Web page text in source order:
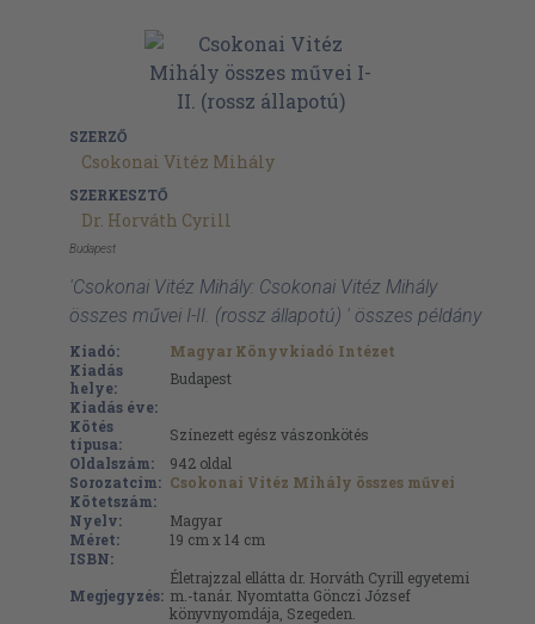
SZERZŐ
Csokonai Vitéz Mihály
SZERKESZTŐ
Dr. Horváth Cyrill
Budapest
'Csokonai Vitéz Mihály: Csokonai Vitéz Mihály
összes művei I-II. (rossz állapotú) ' összes példány
Kiadó:
Magyar Könyvkiadó Intézet
Kiadás
helye:
Budapest
Kiadás éve:
Kötés
típusa:
Színezett egész vászonkötés
Oldalszám:
942 oldal
Sorozatcím: Csokonai Vitéz Mihály összes művei
Kötetszám:
Nyelv:
Magyar
Méret:
19 cm x 14 cm
ISBN:
Megjegyzés:
Életrajzzal ellátta dr. Horváth Cyrill egyetemi
m.-tanár. Nyomtatta Gönczi József
könyvnyomdája, Szegeden.